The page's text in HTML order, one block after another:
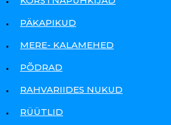
PÄKAPIKUD
MERE- KALAMEHED
PÕDRAD
RAHVARIIDES NUKUD
RÜÜTLID